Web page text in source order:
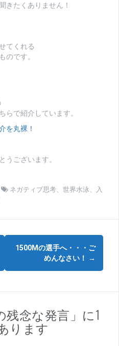
きたくありません！
てくれる
のです。
らで紹介しています。
を丸裸！
うございます。
ネガティブ思考 世界水泳
入
1500Mの選手へ・・・ご
めんなさい！
→
残念な発言」に1
ります